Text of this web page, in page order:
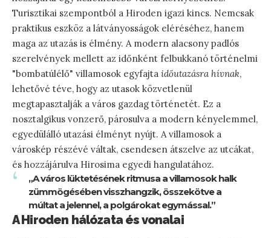
Turisztikai szempontból a Hiroden igazi kincs. Nemcsak
praktikus eszköz a látványosságok eléréséhez, hanem
maga az utazás is élmény. A modern alacsony padlós
szerelvények mellett az időnként felbukkanó történelmi
"bombatúlélő" villamosok egyfajta időutazásra hívnak,
lehetővé téve, hogy az utasok közvetlenül
megtapasztalják a város gazdag történetét. Ez a
nosztalgikus vonzerő, párosulva a modern kényelemmel,
egyedülálló utazási élményt nyújt. A villamosok a
városkép részévé váltak, csendesen átszelve az utcákat,
és hozzájárulva Hirosima egyedi hangulatához.
„A város lüktetésének ritmusa a villamosok halk
zümmögésében visszhangzik, összekötve a
múltat a jelennel, a polgárokat egymással.”
A Hiroden hálózata és vonalai